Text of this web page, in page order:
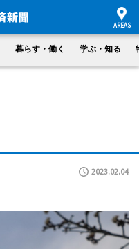
暮らす・働く 学ぶ・知る
2023.02.04